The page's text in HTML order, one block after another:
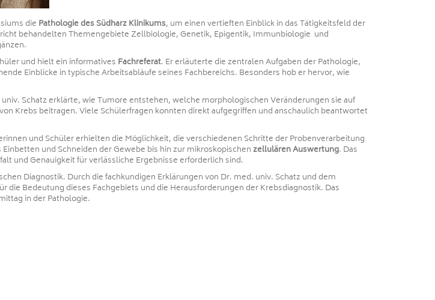
die Pathologie des Südharz Klinikums, um einen vertieften Einblick in das Tätigkeitsfeld der
behandelten Themengebiete Zellbiologie, Genetik, Epigentik, Immunbiologie und
und hielt ein informatives Fachreferat. Er erläuterte die zentralen Aufgaben der Pathologie,
Einblicke in typische Arbeitsabläufe seines Fachbereichs. Besonders hob er hervor, wie
Schatz erklärte, wie Tumore entstehen, welche morphologischen Veränderungen sie auf
Krebs beitragen. Viele Schülerfragen konnten direkt aufgegriffen und anschaulich beantwortet
und Schüler erhielten die Möglichkeit, die verschiedenen Schritte der Probenverarbeitung
und Schneiden der Gewebe bis hin zur mikroskopischen zellulären Auswertung. Das
und Genauigkeit für verlässliche Ergebnisse erforderlich sind.
Diagnostik. Durch die fachkundigen Erklärungen von Dr. med. univ. Schatz und dem
Bedeutung dieses Fachgebiets und die Herausforderungen der Krebsdiagnostik. Das
in der Pathologie.